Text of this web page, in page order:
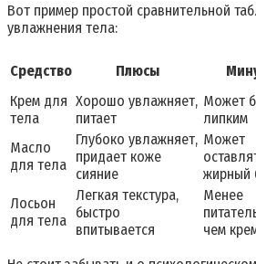
Вот пример простой сравнительной
увлажнения тела:
Средство Плюсы
Крем для
тела
Хорошо увлажняет,
питает
Может
липким
Масло
для тела
Глубоко увлажняет,
придает коже
сияние
Может
жирный
Лосьон
для тела
Легкая текстура,
быстро
впитывается
Менее
чем